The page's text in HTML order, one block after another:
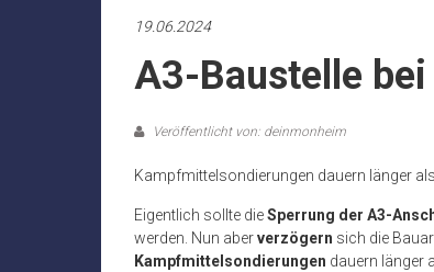
19.06.2024
A3-Baustelle
Veröffentlicht von: deinmonheim
Kampfmittelsondierungen dauern länger
Eigentlich sollte dieSperrung der A3-
werden. Nun aberverzögern sich die
Kampfmittelsondierungen dauern länger